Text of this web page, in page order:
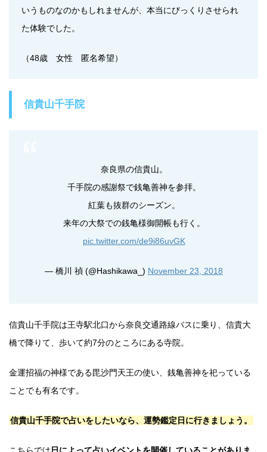
いうものなのかもしれませんが、本当にびっくりさせられ
た体験でした。
（48歳 女性 匿名希望）
信貴山千手院
奈良県の信貴山。
千手院の感謝祭で銭亀善神を参拝。
紅葉も抜群のシーズン。
来年の大祭での銭亀様御開帳も行く。
pic.twitter.com/de9i86uvGK
— 橋川 禎 (@Hashikawa_) November 23, 2018
信貴山千手院は王寺駅北口から奈良交通路線バスに乗り、信貴大
橋で降りて、歩いて約7分のところにある寺院。
金運招福の神様である毘沙門天王の使い、銭亀善神を祀っている
ことでも有名です。
信貴山千手院で占いをしたいなら、運勢鑑定日に行きましょう。